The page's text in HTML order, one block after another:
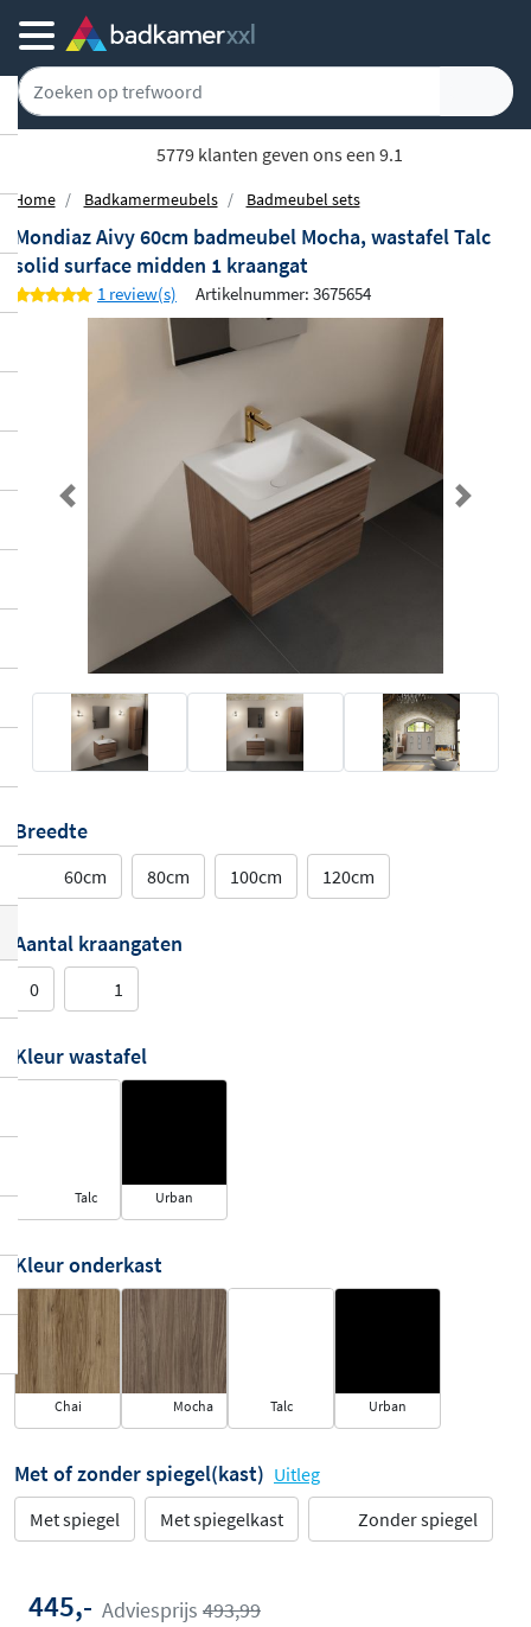
5779 klanten geven ons een 9.1
Home Badkamermeubels Badmeubel sets
Mondiaz Aivy 60cm badmeubel Mocha, wastafel Talc
solid surface midden 1 kraangat
1 review(s) Artikelnummer: 3675654
Previous Next
Breedte
60cm 80cm 100cm 120cm
Aantal kraangaten
0 1
Kleur wastafel
Talc Urban
Kleur onderkast
Chai Mocha Talc Urban
Met of zonder spiegel(kast) Uitleg
Met spiegel
Met spiegelkast Zonder spiegel
445,- Adviesprijs 493,99